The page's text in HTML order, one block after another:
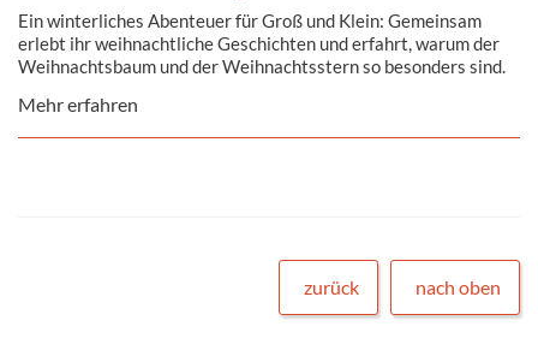
Ein winterliches Abenteuer für Groß und Klein: Gemeinsam
erlebt ihr weihnachtliche Geschichten und erfahrt, warum der
Weihnachtsbaum und der Weihnachtsstern so besonders sind.
Mehr erfahren
zurück nach oben